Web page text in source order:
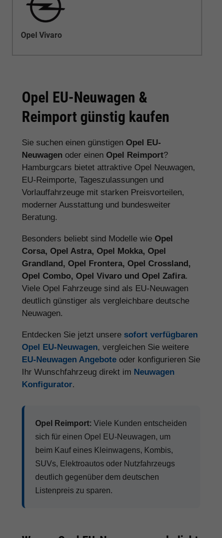
Opel Vivaro
Opel EU-Neuwagen &
Reimport günstig kaufen
Sie suchen einen günstigen Opel EU-
Neuwagen oder einen Opel Reimport?
Hamburgcars bietet attraktive Opel Neuwagen,
EU-Reimporte, Tageszulassungen und
Vorlauffahrzeuge mit starken Preisvorteilen,
moderner Ausstattung und bundesweiter
Beratung.
Besonders beliebt sind Modelle wie Opel
Corsa, Opel Astra, Opel Mokka, Opel
Grandland, Opel Frontera, Opel Crossland,
Opel Combo, Opel Vivaro und Opel Zafira.
Viele Opel Fahrzeuge sind als EU-Neuwagen
deutlich günstiger als vergleichbare deutsche
Neuwagen.
Entdecken Sie jetzt unsere sofort verfügbaren
Opel EU-Neuwagen, vergleichen Sie weitere
EU-Neuwagen Angebote oder konfigurieren Sie
Ihr Wunschfahrzeug direkt im Neuwagen
Konfigurator.
Opel Reimport: Viele Kunden entscheiden
sich für einen Opel EU-Neuwagen, um
beim Kauf eines Kleinwagens, Kombis,
SUVs, Elektroautos oder Nutzfahrzeugs
deutlich gegenüber dem deutschen
Listenpreis zu sparen.